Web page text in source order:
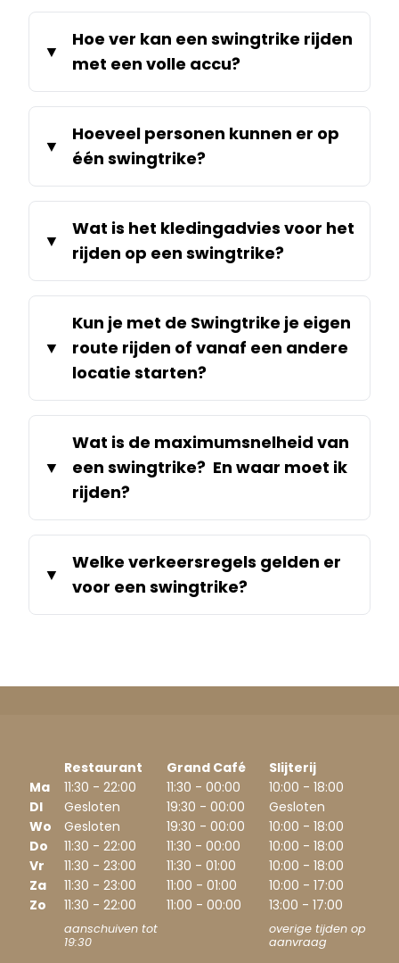
Hoe ver kan een swingtrike rijden
met een volle accu?
Hoeveel personen kunnen er op
één swingtrike?
Wat is het kledingadvies voor het
rijden op een swingtrike?
Kun je met de Swingtrike je eigen
route rijden of vanaf een andere
locatie starten?
Wat is de maximumsnelheid van
een swingtrike? En waar moet ik
rijden?
Welke verkeersregels gelden er
voor een swingtrike?
Restaurant Grand Café
Slijterij
Ma
11:30 - 22:00 11:30 - 00:00
10:00 - 18:00
DI
Gesloten 19:30 - 00:00
Gesloten
Wo
Gesloten 19:30 - 00:00
10:00 - 18:00
Do
11:30 - 22:00 11:30 - 00:00
10:00 - 18:00
Vr
11:30 - 23:00 11:30 - 01:00
10:00 - 18:00
Za
11:30 - 23:00 11:00 - 01:00
10:00 - 17:00
Zo
11:30 - 22:00 11:00 - 00:00 13:00 - 17:00
aanschuiven tot
19:30
overige tijden op
aanvraag